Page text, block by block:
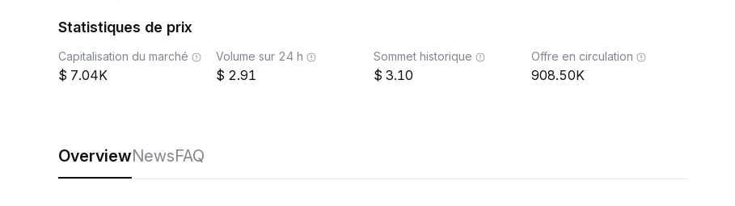
Statistiques de prix
Capitalisation du marché
7.04K
Volume sur 24 h
2.91
Sommet historique
3.10
Offre en circulation
908.50K
OverviewNewsFAQ